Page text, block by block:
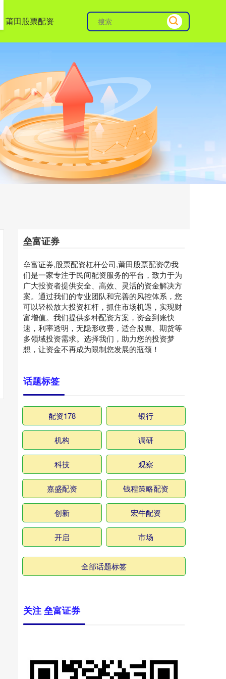
莆田股票配资
垒富证券
垒富证券,股票配资杠杆公司,莆田股票配资⑦我
们是一家专注于民间配资服务的平台，致力于为
广大投资者提供安全、高效、灵活的资金解决方
案。通过我们的专业团队和完善的风控体系，您
可以轻松放大投资杠杆，抓住市场机遇，实现财
富增值。我们提供多种配资方案，资金到账快
速，利率透明，无隐形收费，适合股票、期货等
多领域投资需求。选择我们，助力您的投资梦
想，让资金不再成为限制您发展的瓶颈！
话题标签
配资178 银行
机构 调研
科技 观察
嘉盛配资 钱程策略配资
创新 宏牛配资
开启 市场
全部话题标签
关注 垒富证券